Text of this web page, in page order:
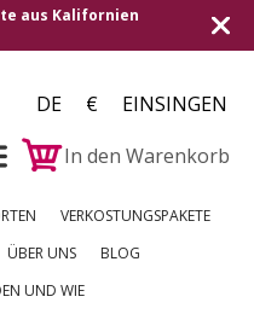
aus Kalifornien
DE €
EINSINGEN
In den Warenkorb
VERKOSTUNGSPAKETE
ÜBER UNS
BLOG
UND WIE